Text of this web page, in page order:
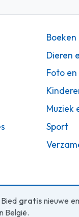
Dieren
Foto
Muziek
Sport
gratisnieuwe
België.